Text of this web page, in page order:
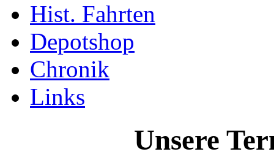
Hist. Fahrten
Depotshop
Chronik
Links
Unsere